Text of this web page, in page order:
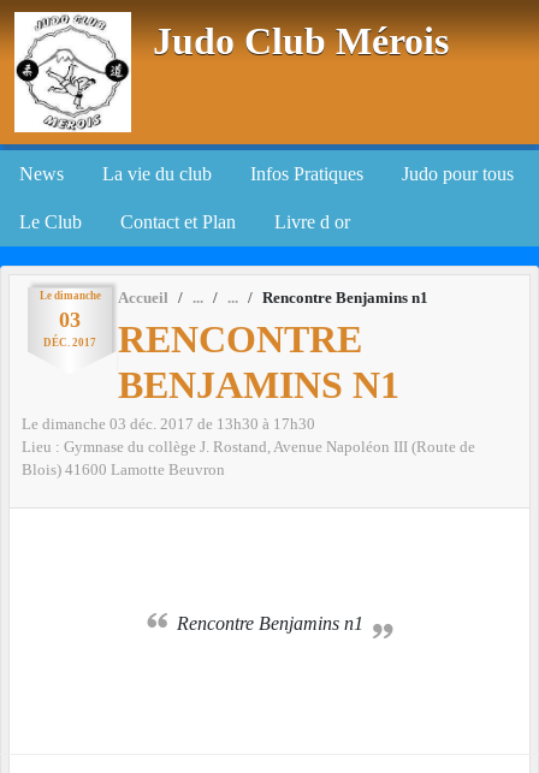
Judo Club Mérois
News La vie du club Infos Pratiques Judo pour tous
Le Club Contact et Plan Livre d or
Le dimanche
03
DÉC. 2017
Accueil Rencontre Benjamins n1
RENCONTRE
BENJAMINS N1
Le dimanche 03 déc. 2017 de 13h30 à 17h30
Lieu : Gymnase du collège J. Rostand, Avenue Napoléon III (Route de
Blois) 41600 Lamotte Beuvron
Rencontre Benjamins n1
Panneau de gestion des cookies